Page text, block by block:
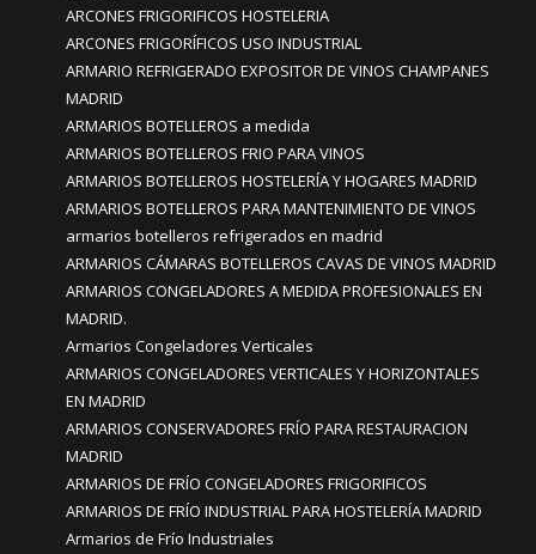
ARCONES FRIGORIFICOS HOSTELERIA
ARCONES FRIGORÍFICOS USO INDUSTRIAL
ARMARIO REFRIGERADO EXPOSITOR DE VINOS CHAMPANES
MADRID
ARMARIOS BOTELLEROS a medida
ARMARIOS BOTELLEROS FRIO PARA VINOS
ARMARIOS BOTELLEROS HOSTELERÍA Y HOGARES MADRID
ARMARIOS BOTELLEROS PARA MANTENIMIENTO DE VINOS
armarios botelleros refrigerados en madrid
ARMARIOS CÁMARAS BOTELLEROS CAVAS DE VINOS MADRID
ARMARIOS CONGELADORES A MEDIDA PROFESIONALES EN
MADRID.
Armarios Congeladores Verticales
ARMARIOS CONGELADORES VERTICALES Y HORIZONTALES
EN MADRID
ARMARIOS CONSERVADORES FRÍO PARA RESTAURACION
MADRID
ARMARIOS DE FRÍO CONGELADORES FRIGORIFICOS
ARMARIOS DE FRÍO INDUSTRIAL PARA HOSTELERÍA MADRID
Armarios de Frío Industriales